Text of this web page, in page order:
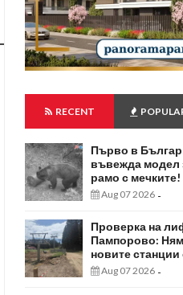
RECENT
Първо в
въвежда модел
рамо с мечките!
Aug 07 2026 -
Проверка на
Пампорово:
новите станции
Aug 07 2026 -